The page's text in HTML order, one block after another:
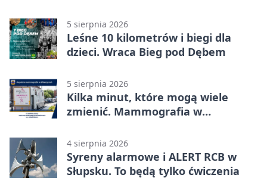
5 sierpnia 2026
Leśne 10 kilometrów i biegi dla
dzieci. Wraca Bieg pod Dębem
5 sierpnia 2026
Kilka minut, które mogą wiele
zmienić. Mammografia w
4 sierpnia 2026
Syreny alarmowe i ALERT RCB w
Słupsku. To będą tylko ćwiczenia